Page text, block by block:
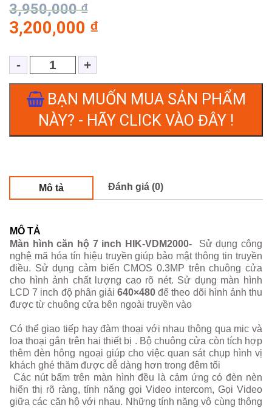
3,950,000₫
3,200,000 ₫
BẠN MUỐN MUA SẢN PHẨM
NÀY? - HÃY CLICK VÀO ĐÂY !
Mô tả Đánh giá (0)
MÔ TẢ
Màn hình căn hộ 7 inch HIK-VDM2000-
Sử dụng công
nghệ mã hóa tín hiệu truyền giúp bảo mật thông tin truyền
điều. Sử dụng cảm biến CMOS 0.3MP trên chuông cửa
cho hình ảnh chất lượng cao rõ nét. Sử dụng màn hình
LCD 7 inch độ phân giải 640×480 để theo dõi hình ảnh thu
được từ chuông cửa bên ngoài truyền vào
Có thể giao tiếp hay đàm thoại với nhau thông qua mic và
loa thoại gắn trên hai thiết bị . Bộ chuông cửa còn tích hợp
thêm đèn hông ngoại giúp cho việc quan sát chụp hình vị
khách ghé thăm được dễ dàng hơn trong đêm tối
Các nút bấm trên màn hình đều là cảm ứng có đèn nèn
hiển thị rõ ràng, tính năng gọi Video intercom, Gọi Video
giữa các căn hộ với nhau. Những tính năng vô cùng thông